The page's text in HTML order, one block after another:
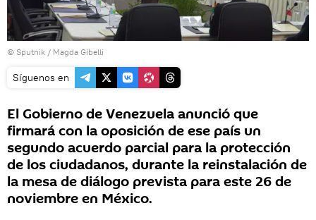
© Sputnik / Magda Gibelli
Síguenos en
El Gobierno de Venezuela anunció que
firmará con la oposición de ese país un
segundo acuerdo parcial para la protección
de los ciudadanos, durante la reinstalación de
la mesa de diálogo prevista para este 26 de
noviembre en México.